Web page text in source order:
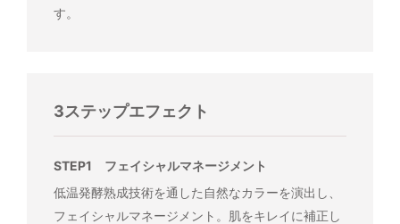
す。
3ステップエフェクト
STEP1 フェイシャルマネージメント
低温発酵熟成技術を通した自然なカラーを演出し、
フェイシャルマネージメント。肌をキレイに補正し